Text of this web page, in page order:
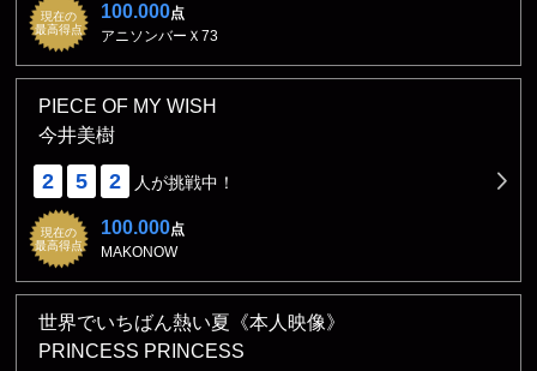
現在の
最高得点
100.000点
アニソンバーＸ73
PIECE OF MY WISH
今井美樹
2 5 2 人が挑戦中！
現在の
最高得点
100.000点
MAKONOW
世界でいちばん熱い夏《本人映像》
PRINCESS PRINCESS